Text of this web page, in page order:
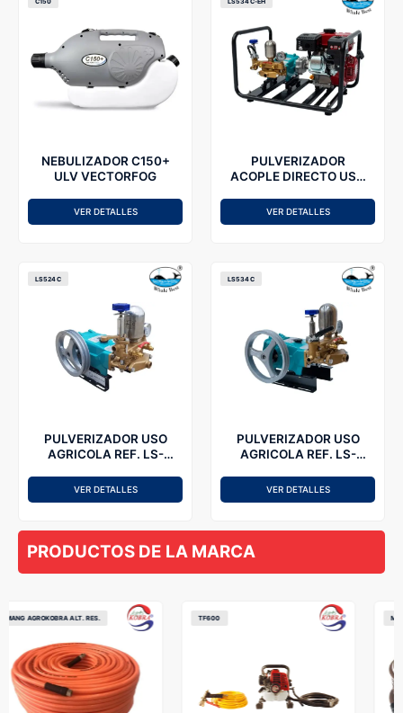
NEBULIZADOR C150+
ULV VECTORFOG
VER DETALLES
PULVERIZADOR
ACOPLE DIRECTO USO
LS534C-EH
WHALEBEST
VER DETALLES
LS524C
PULVERIZADOR USO
AGRICOLA REF. LS-
VER DETALLES
LS534C
PULVERIZADOR USO
AGRICOLA REF. LS-
VER DETALLES
PRODUCTOS DE LA MARCA
TF600 MANGAGROKOBRA10MM